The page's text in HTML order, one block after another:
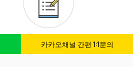
카카오채널 간편 1:1문의